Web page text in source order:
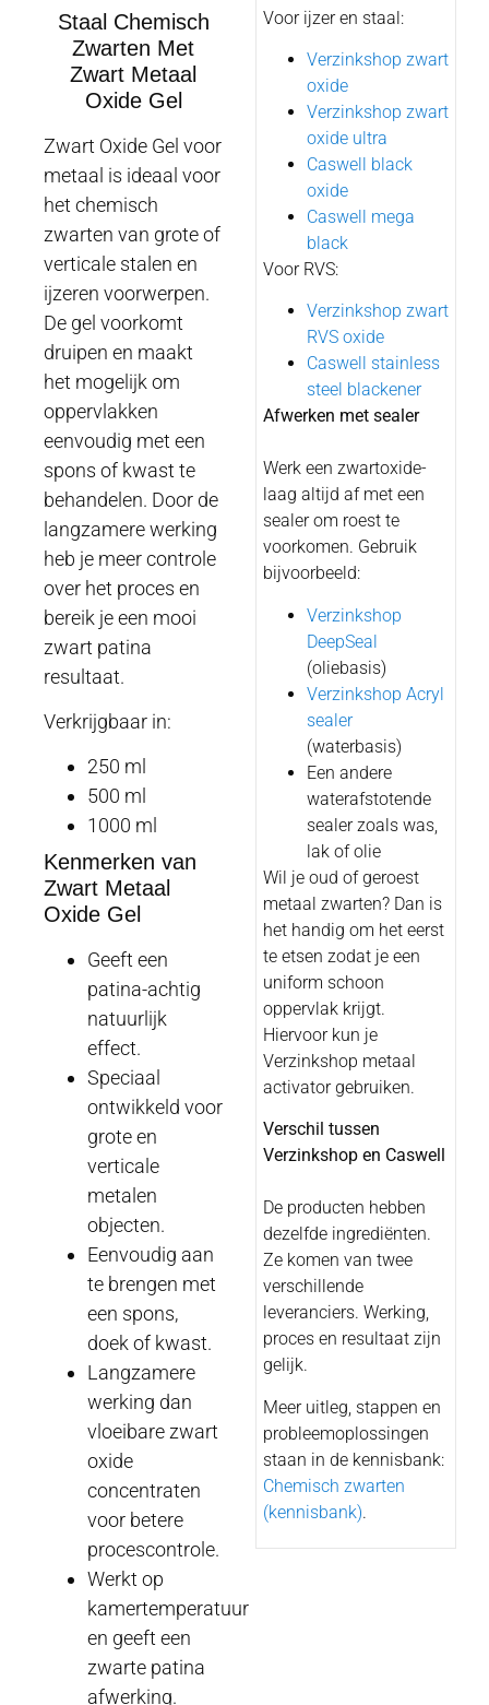
Staal Chemisch
Zwarten Met
Zwart Metaal
Oxide Gel
Zwart Oxide Gel voor
metaal is ideaal voor
het chemisch
zwarten van grote of
verticale stalen en
ijzeren voorwerpen.
De gel voorkomt
druipen en maakt
het mogelijk om
oppervlakken
eenvoudig met een
spons of kwast te
behandelen. Door de
langzamere werking
heb je meer controle
over het proces en
bereik je een mooi
zwart patina
resultaat.
Verkrijgbaar in:
250 ml
500 ml
1000 ml
Kenmerken van
Zwart Metaal
Oxide Gel
Geeft een
patina-achtig
natuurlijk
effect.
Speciaal
ontwikkeld voor
grote en
verticale
metalen
objecten.
Eenvoudig aan
te brengen met
een spons,
doek of kwast.
Langzamere
werking dan
vloeibare zwart
oxide
concentraten
voor betere
procescontrole.
Werkt op
kamertemperatuur
en geeft een
zwarte patina
afwerking.
Voor ijzer en staal:
Verzinkshop zwart
oxide
Verzinkshop zwart
oxide ultra
Caswell black
oxide
Caswell mega
black
Voor RVS:
Verzinkshop zwart
RVS oxide
Caswell stainless
steel blackener
Afwerken met sealer
Werk een zwartoxide-
laag altijd af met een
sealer om roest te
voorkomen. Gebruik
bijvoorbeeld:
Verzinkshop
DeepSeal
(oliebasis)
Verzinkshop Acryl
sealer
(waterbasis)
Een andere
waterafstotende
sealer zoals was,
lak of olie
Wil je oud of geroest
metaal zwarten? Dan is
het handig om het eerst
te etsen zodat je een
uniform schoon
oppervlak krijgt.
Hiervoor kun je
Verzinkshop metaal
activator gebruiken.
Verschil tussen
Verzinkshop en Caswell
De producten hebben
dezelfde ingrediënten.
Ze komen van twee
verschillende
leveranciers. Werking,
proces en resultaat zijn
gelijk.
Meer uitleg, stappen en
probleemoplossingen
staan in de kennisbank:
Chemisch zwarten
(kennisbank).